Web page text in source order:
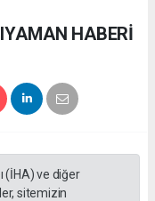
HABERİ
(İHA) ve diğer
sitemizin